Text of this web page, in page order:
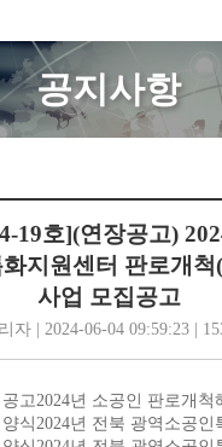
공지사항
19호](연장공고)
지원센터 판로개척
사업 모집공고
자 | 2024-06-04 09:59:23 |
2024년 소공인 판로개척해외 지원사업 모
년 전북 광역소공인특화지원센터 판로개척해외 지원사업 신청서 및